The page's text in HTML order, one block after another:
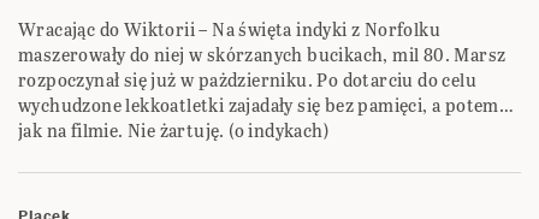
Wracając do Wiktorii – Na święta indyki z Norfolku
maszerowały do niej w skórzanych bucikach, mil 80. Marsz
rozpoczynał się już w pażdzierniku. Po dotarciu do celu
wychudzone lekkoatletki zajadały się bez pamięci, a potem…
jak na filmie. Nie żartuję. (o indykach)